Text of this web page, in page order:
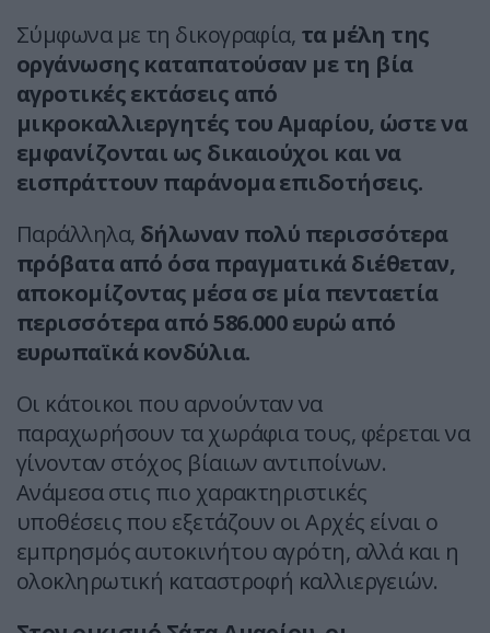
Σύμφωνα με τη δικογραφία, τα μέλη της
οργάνωσης καταπατούσαν με τη βία
αγροτικές εκτάσεις από
μικροκαλλιεργητές του Αμαρίου, ώστε να
εμφανίζονται ως δικαιούχοι και να
εισπράττουν παράνομα επιδοτήσεις.
Παράλληλα, δήλωναν πολύ περισσότερα
πρόβατα από όσα πραγματικά διέθεταν,
αποκομίζοντας μέσα σε μία πενταετία
περισσότερα από 586.000 ευρώ από
ευρωπαϊκά κονδύλια.
Οι κάτοικοι που αρνούνταν να
παραχωρήσουν τα χωράφια τους, φέρεται να
γίνονταν στόχος βίαιων αντιποίνων.
Ανάμεσα στις πιο χαρακτηριστικές
υποθέσεις που εξετάζουν οι Αρχές είναι ο
εμπρησμός αυτοκινήτου αγρότη, αλλά και η
ολοκληρωτική καταστροφή καλλιεργειών.